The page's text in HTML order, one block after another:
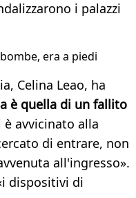
i palazzi
era a piedi
Celina Leao, ha
è quella di un fallito
è avvicinato alla
di entrare, non
all'ingresso».
dispositivi di